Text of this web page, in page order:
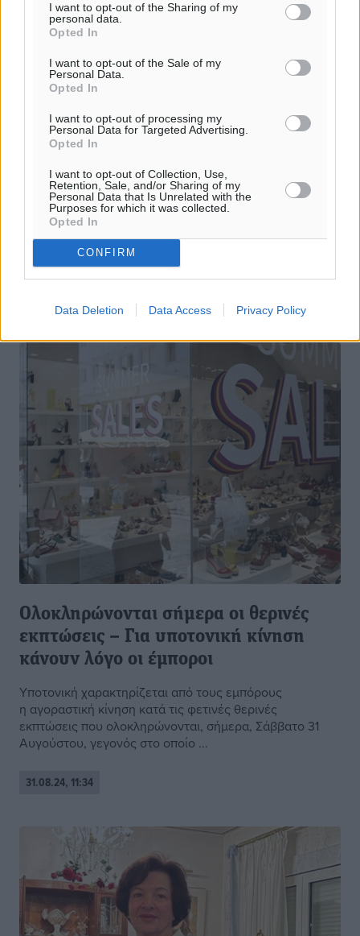
I want to opt-out of the Sharing of my
personal data.
Opted In
I want to opt-out of the Sale of my
Personal Data.
Opted In
I want to opt-out of processing my
Personal Data for Targeted Advertising.
Opted In
I want to opt-out of Collection, Use,
Retention, Sale, and/or Sharing of my
Personal Data that Is Unrelated with the
Purposes for which it was collected.
Opted In
CONFIRM
Data Deletion Data Access Privacy Policy
Ενιαίο Μητρώο Επιδομάτων: Έλεγχος
για περιπτώσεις κατάχρησης–Ποιες
αλλαγές έρχονται
Ένα Κεντρικό Μητρώο Επιδομάτων, στα πρότυπα άλλων
ευρωπαϊκών χωρών, δρομολογεί το οικονομικό επιτελείο
και τα συναρμόδια υπουργεία προκειμένου να υπάρξει
συνολική ολοκληρωμένη ...
Ολοκληρώνονται σήμερα οι θερινές
εκπτώσεις – Για υποτονική κίνηση
κάνουν λόγο οι έμποροι
Υποτονική χαρακτηρίζεται από τους εμπόρους
η αγοραστική κίνηση κατά τις φετινές θερινές
εκπτώσεις που ολοκληρώνονται, σήμερα, Σάββατο 31
Αυγούστου, γεγονός στο οποίο ...
31.08.24, 11:34